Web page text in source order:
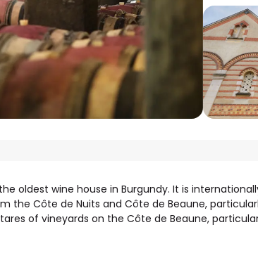
oldest wine house in Burgundy. It is
the Côte de Nuits and Côte de Beaune,
of vineyards on the Côte de Beaune,